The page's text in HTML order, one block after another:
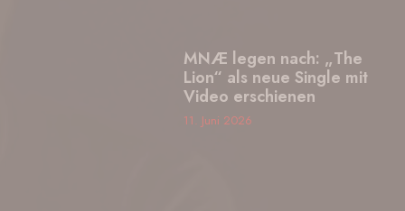
MNÆ legen nach: „The
Lion“ als neue Single mit
Video erschienen
11. Juni 2026